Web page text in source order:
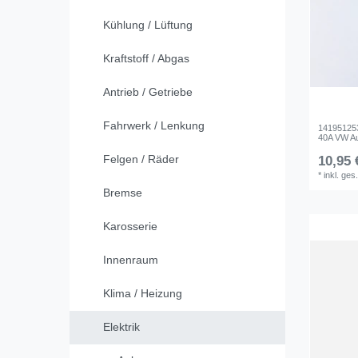
Kühlung / Lüftung
Kraftstoff / Abgas
Antrieb / Getriebe
Fahrwerk / Lenkung
Felgen / Räder
Bremse
Karosserie
Innenraum
Klima / Heizung
Elektrik
40A VW
10,95
*inkl.